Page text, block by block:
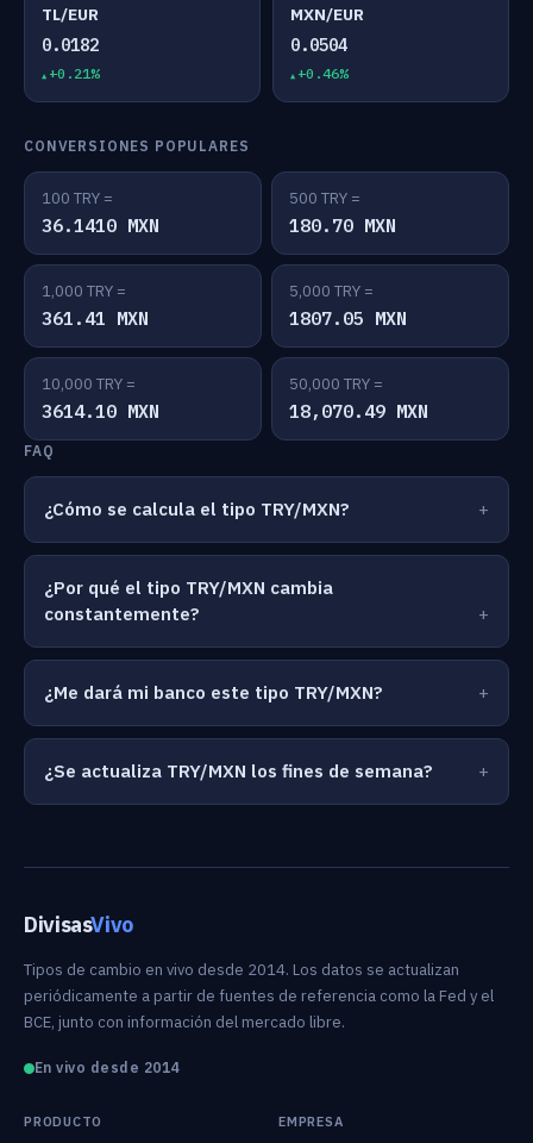
TL/EUR
0.0182
+0.21%
MXN/EUR
0.0504
+0.46%
CONVERSIONES POPULARES
100 TRY =
36.1410 MXN
500 TRY =
180.70 MXN
1,000 TRY =
361.41 MXN
5,000 TRY =
1807.05 MXN
10,000 TRY =
3614.10 MXN
50,000 TRY =
18,070.49 MXN
FAQ
¿Cómo se calcula el tipo TRY/MXN?
¿Por qué el tipo TRY/MXN cambia
constantemente?
¿Me dará mi banco este tipo TRY/MXN?
¿Se actualiza TRY/MXN los fines de semana?
DivisasVivo
Tipos de cambio en vivo desde 2014. Los datos se actualizan
periódicamente a partir de fuentes de referencia como la Fed y el
BCE, junto con información del mercado libre.
En vivo desde 2014
PRODUCTO EMPRESA